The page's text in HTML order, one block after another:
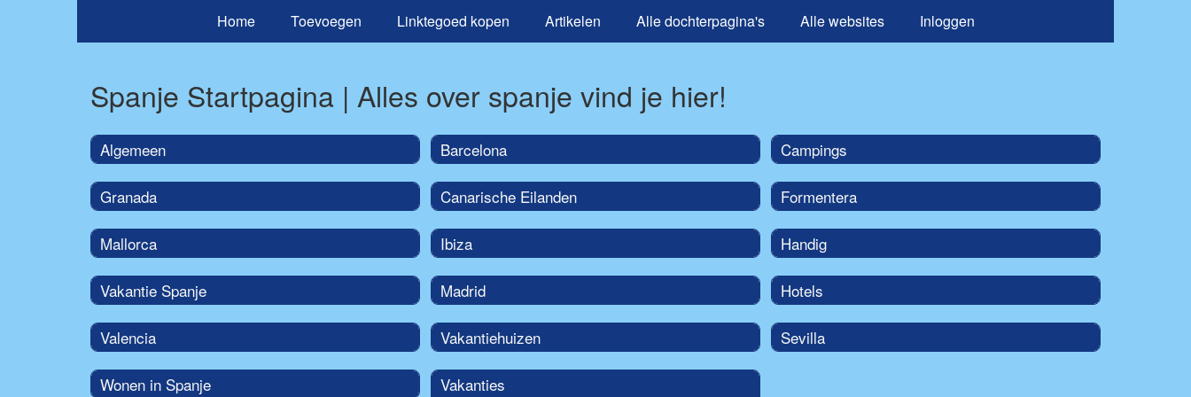
Home Toevoegen Linktegoed kopen Artikelen Alle dochterpagina's Alle websites Inloggen
Spanje Startpagina | Alles over spanje vind je hier!
Algemeen
Granada
Mallorca
Vakantie Spanje
Valencia
Wonen in Spanje
Barcelona
Canarische Eilanden
Ibiza
Madrid
Vakantiehuizen
Vakanties
Campings
Formentera
Handig
Hotels
Sevilla